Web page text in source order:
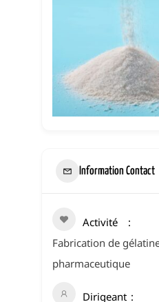
Information Contact
Activité
Fabrication de
pharmaceutique
Dirigeant